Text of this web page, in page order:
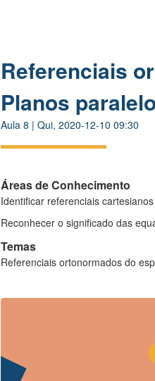
Referenciais
Planos
Aula 8 | Qui, 2020-12-10 09:30
Áreas de Conhecimento
Identificar referenciais
Reconhecer o significado das
Temas
Referenciais ortonormados do